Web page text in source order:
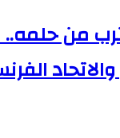
من
والاتحاد